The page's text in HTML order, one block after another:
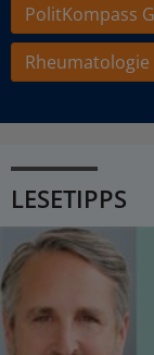
PolitKompass
Rheumatologie
LESETIPPS